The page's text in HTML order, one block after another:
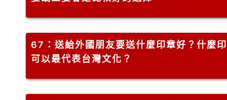
67 ：送給外國朋友要送什麼印章好？什麼
可以最代表台灣文化？